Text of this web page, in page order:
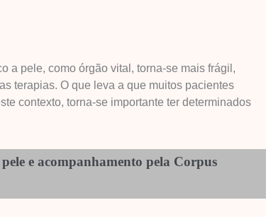
a pele, como órgão vital, torna-se mais frágil,
terapias. O que leva a que muitos pacientes
contexto, torna-se importante ter determinados
e acompanhamento pela Corpus